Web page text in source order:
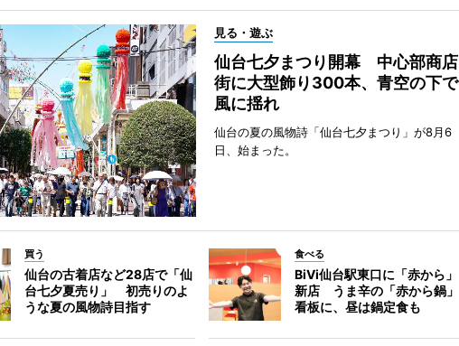
見る・遊ぶ
仙台七夕まつり開幕 中心部商店
街に大型飾り300本、青空の下で
風に揺れ
仙台の夏の風物詩「仙台七夕まつり」が8月6
日、始まった。
買う
仙台の古着店など28店で「仙
台七夕夏売り」 初売りのよ
うな夏の風物詩目指す
食べる
BiVi仙台駅東口に「赤から」
新店 うま辛の「赤から鍋」
看板に、昼は鍋定食も